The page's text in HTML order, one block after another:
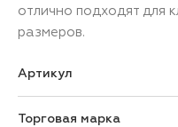
отлично подходят для
размеров.
Артикул
Торговая марка